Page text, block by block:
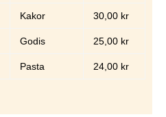
Kakor 30,00 kr
Godis 25,00 kr
Pasta 24,00 kr